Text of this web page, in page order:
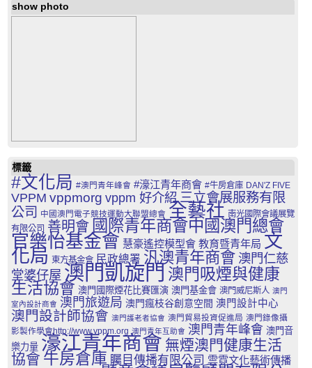
show photo
標籤
#文化局 #澳門青年峰會 #濠江青年商會 #牛房倉庫 DAN'Z FIVE
VPPM vppmorg vppm 好介紹 三立會展服務有限
公司
中國澳門電子競技運動大聯盟總會 全藝社 南光國際會議展覽
有限公司 善明會 國際青年商會中國澳門總會
官樂怡基金會 慧豪遙控模型會 教育暨青年局 文
化局 東方基金會 民政總署 汎澳青年商會 澳門仁慈
堂婆仔屋 澳門凱旋門 澳門吸煙與健康
生活協會 澳門國際煙花比賽匯演 澳門基金會 澳門威尼斯人 澳門
室內設計商會 澳門旅遊局 澳門瘋枝谷創意空間 澳門設計中心
澳門設計師協會 澳門護老者協會 澳門貿易投資促進局 澳門錄像攝
影製作學會http://www.vppm.org 澳門青年互助會 澳門青年峰會 澳門音
樂力量 濠江青年商會 無煙澳門健康生活
協會 牛房倉庫 矚目傳播有限公司 雲霓文化藝術傳播